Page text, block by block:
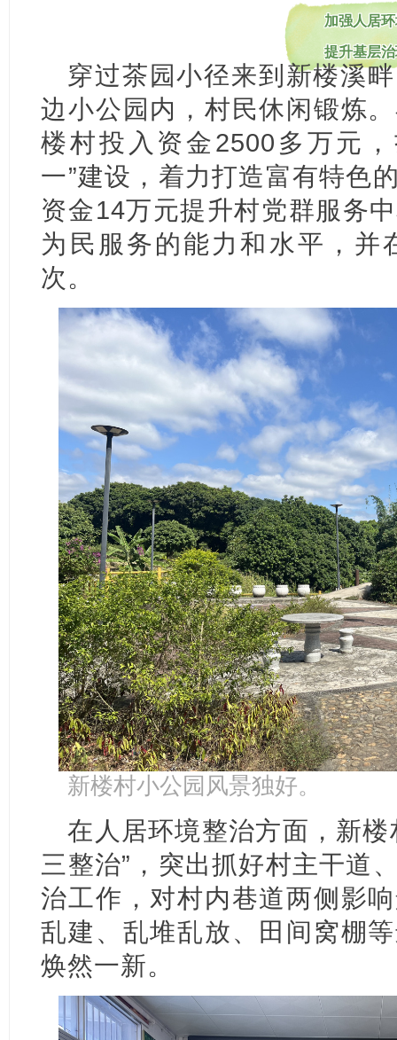
加强人居
提升基层
穿过茶园小径来到新楼溪
边小公园内，村民休闲锻炼
楼村投入资金2500多万元
一”建设，着力打造富有特色
资金14万元提升村党群服务
为民服务的能力和水平，并
次。
新楼村小公园风景独好。
在人居环境整治方面，新
三整治”，突出抓好村主干道
治工作，对村内巷道两侧影
乱建、乱堆乱放、田间窝棚
焕然一新。